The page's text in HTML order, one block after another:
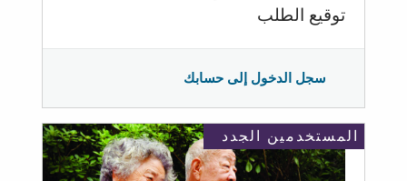
توقيع الطلب
سجل الدخول إلى حسابك
المستخدمين الجدد